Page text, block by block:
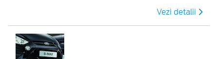
Vezi detalii